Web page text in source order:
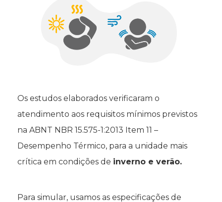
Os estudos elaborados verificaram o
atendimento aos requisitos mínimos previstos
na ABNT NBR 15.575-1:2013 Item 11 –
Desempenho Térmico, para a unidade mais
crítica em condições de inverno e verão.
Para simular, usamos as especificações de